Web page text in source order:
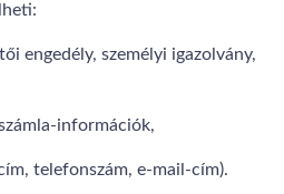
engedély, személyi igazolvány,
információk,
telefonszám, e-mail-cím).